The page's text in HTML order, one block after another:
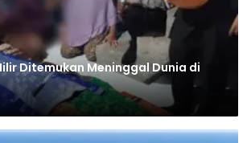
Ditemukan Meninggal Dunia di